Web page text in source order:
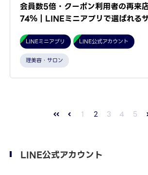
会員数5倍・クーポン利用者の再来
74％｜LINEミニアプリで選ばれる
LINEミニアプリ LINE公式アカウント
理美容・サロン
1 2 3 4 5
LINE公式アカウント